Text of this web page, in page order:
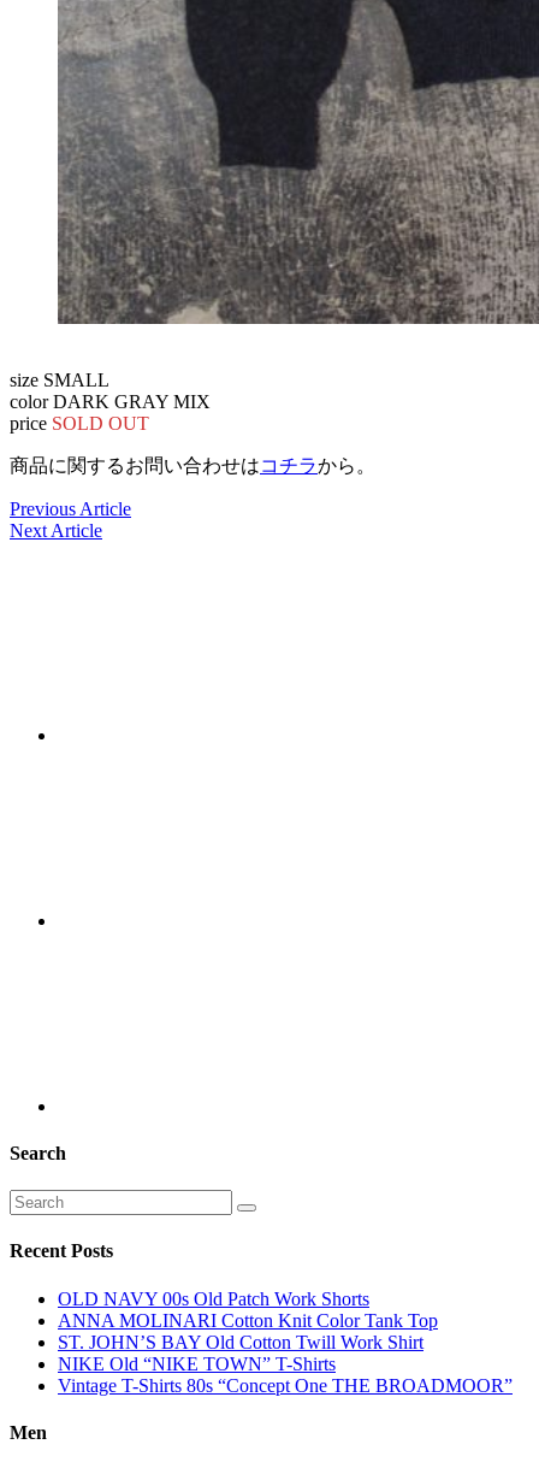
size SMALL
color DARK GRAY MIX
price SOLD OUT
商品に関するお問い合わせはコチラから。
Previous Article
Next Article
Search
Recent Posts
OLD NAVY 00s Old Patch Work Shorts
ANNA MOLINARI Cotton Knit Color Tank Top
ST. JOHN’S BAY Old Cotton Twill Work Shirt
NIKE Old “NIKE TOWN” T-Shirts
Vintage T-Shirts 80s “Concept One THE BROADMOOR”
Men